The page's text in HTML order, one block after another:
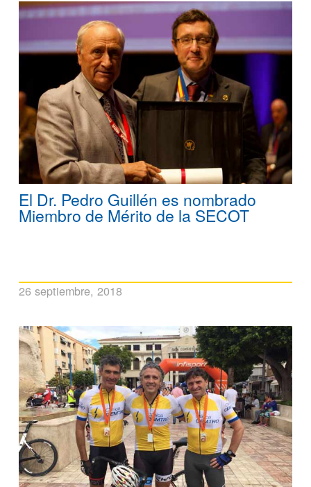
El Dr. Pedro Guillén es nombrado
Miembro de Mérito de la SECOT
26 septiembre, 2018